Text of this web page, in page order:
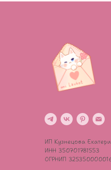
ИП Кузнецова
ИНН 350701781553
ОГРНИП